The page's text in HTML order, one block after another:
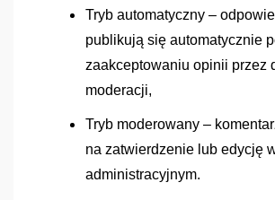
Tryb automatyczny –
publikują się automatycznie
zaakceptowaniu opinii przez
moderacji,
Tryb moderowany –
na zatwierdzenie lub edycję
administracyjnym.